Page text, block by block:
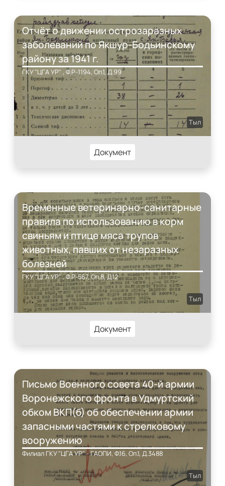
Отчёт о движении острозаразных
заболеваний по Якшур-Бодьинскому
району за 1941 г.
ГКУ "ЦГА УР" , Ф.Р-1194, Оп.1, Д.99
Тыл
Документ
Временные ветеринарно-санитарные
правила по использованию в корм
свиньям и птице мяса трупов
животных, павших от незаразных
болезней
ГКУ "ЦГА УР" , Ф.Р-567, Оп.8, Д.12
Тыл
Документ
Письмо Военного совета 40-й армии
Воронежского фронта в Удмуртский
обком ВКП(б) об обеспечении армии
запасными частями к стрелковому
вооружению
Филиал ГКУ "ЦГА УР" - ГАОПИ, Ф.16, Оп.1, Д.3488
Тыл